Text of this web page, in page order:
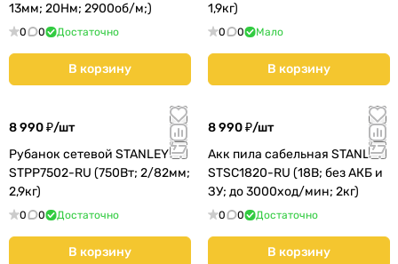
13мм; 20Нм; 2900об/м;)
0 0 Достаточно
В корзину
1,9кг)
0 0 Мало
В корзину
8 990 ₽/шт
Рубанок сетевой STANLEY
STPP7502-RU (750Вт; 2/82мм;
2,9кг)
0 0 Достаточно
В корзину
8 990 ₽/шт
Акк пила сабельная STANLEY
STSC1820-RU (18В; без АКБ и
ЗУ; до 3000ход/мин; 2кг)
0 0 Достаточно
В корзину